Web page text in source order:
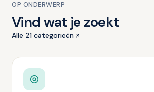
OP ONDERWERP
Vind wat je zoekt
Alle 21 categorieën